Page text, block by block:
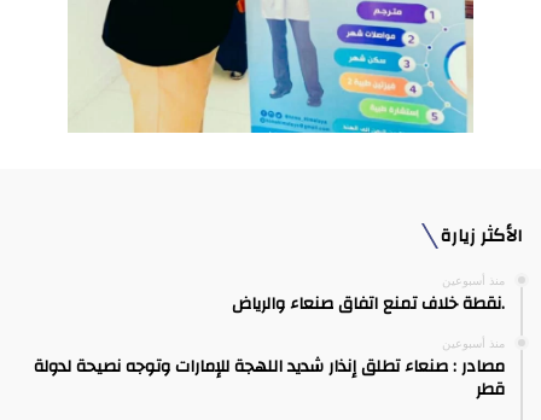
الأكثر زيارة
منذ أسبوعين
.نقطة خلاف تمنع اتفاق صنعاء والرياض
منذ أسبوعين
مصادر : صنعاء تطلق إنذار شديد اللهجة للإمارات وتوجه نصيحة لدولة
قطر